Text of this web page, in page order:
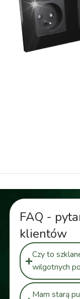
FAQ -
klientów
Czy to
wilgotnych
Mam starą